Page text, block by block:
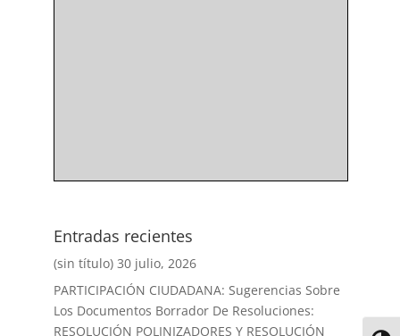
Entradas recientes
(sin título) 30 julio, 2026
PARTICIPACIÓN CIUDADANA: Sugerencias Sobre
Los Documentos Borrador De Resoluciones:
RESOLUCIÓN POLINIZADORES Y RESOLUCIÓN